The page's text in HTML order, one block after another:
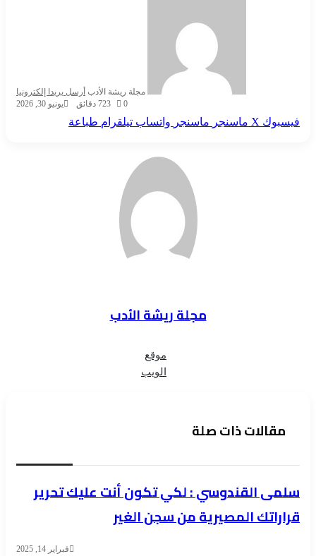
مجلة ريشة الأدب
أرسل بريدا إلكترونيا
يونيو 30, 2026
0
237 دقائق
فيسبوك ‫X ماسنجر ماسنجر واتساب تيلقرام طباعة
مجلة ريشة الأدب
موقع
الويب
مقالات ذات صلة
سلمى القندوسي : لكي تكون أنت عليك تحرير
قراراتك المصيرية من سجن الغير
فبراير 14, 2025